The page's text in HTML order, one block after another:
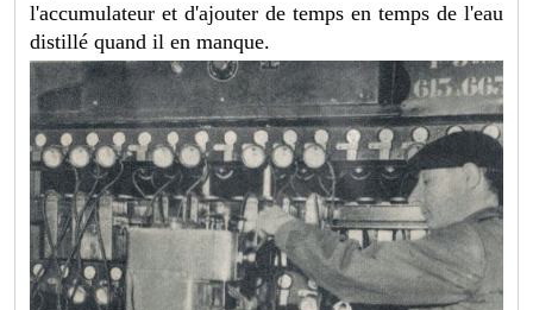
l'accumulateur et d'ajouter de temps en temps de l'eau
distillé quand il en manque.